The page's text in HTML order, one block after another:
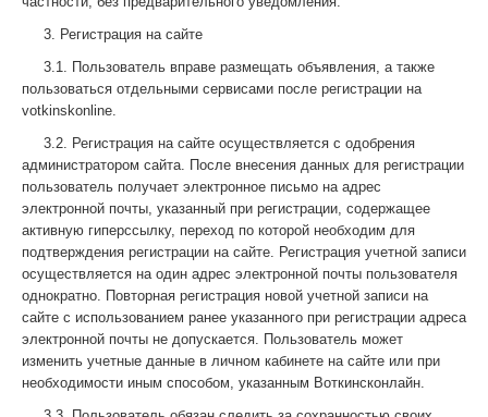
3. Регистрация на сайте
3.1. Пользователь вправе размещать объявления, а также
пользоваться отдельными сервисами после регистрации на
votkinskonline.
3.2. Регистрация на сайте осуществляется с одобрения
администратором сайта. После внесения данных для регистрации
пользователь получает электронное письмо на адрес
электронной почты, указанный при регистрации, содержащее
активную гиперссылку, переход по которой необходим для
подтверждения регистрации на сайте. Регистрация учетной записи
осуществляется на один адрес электронной почты пользователя
однократно. Повторная регистрация новой учетной записи на
сайте с использованием ранее указанного при регистрации адреса
электронной почты не допускается. Пользователь может
изменить учетные данные в личном кабинете на сайте или при
необходимости иным способом, указанным Воткинсконлайн.